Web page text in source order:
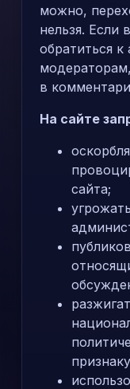
можно,
нельзя. Если
обратиться
в
На сайте
сайта;